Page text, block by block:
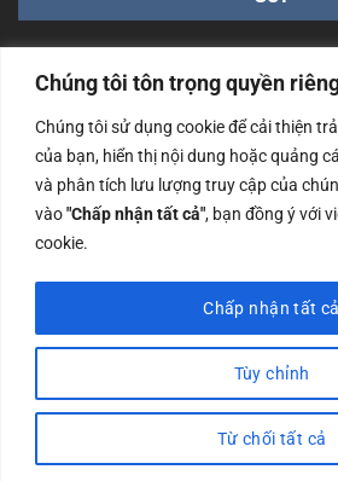
Chúng tôi tôn trọng quyền
Chúng tôi sử dụng cookie để cải thiện
của bạn, hiển thị nội dung hoặc quảng
và phân tích lưu lượng truy cập của
vào"Chấp nhận tất cả", bạn đồng ý với
cookie.
Tùy chỉnh
Từ chối tất cả
Chấp nhận tất cả
Công ty TNHH Nam Bình Xương - Số
cấp ngày 14/06/2019 bởi Sở Kế
Nội
Copyrights @2023 Nam Binh Xuong.